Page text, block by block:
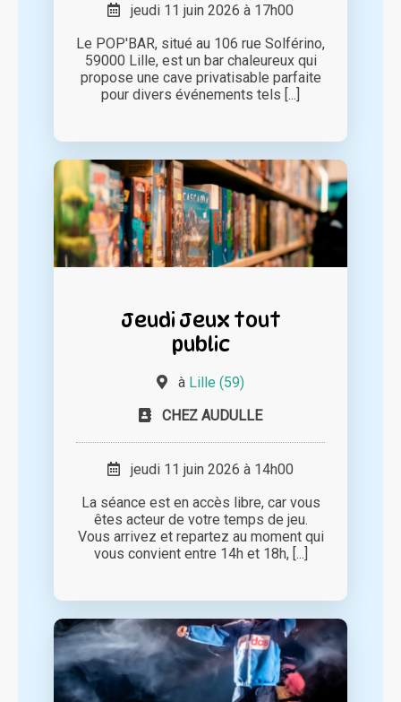
jeudi 11 juin 2026 à 17h00
Le POP'BAR, situé au 106 rue Solférino,
59000 Lille, est un bar chaleureux qui
propose une cave privatisable parfaite
pour divers événements tels [...]
Jeudi Jeux tout
public
à Lille (59)
CHEZ AUDULLE
jeudi 11 juin 2026 à 14h00
La séance est en accès libre, car vous
êtes acteur de votre temps de jeu.
Vous arrivez et repartez au moment qui
vous convient entre 14h et 18h, [...]